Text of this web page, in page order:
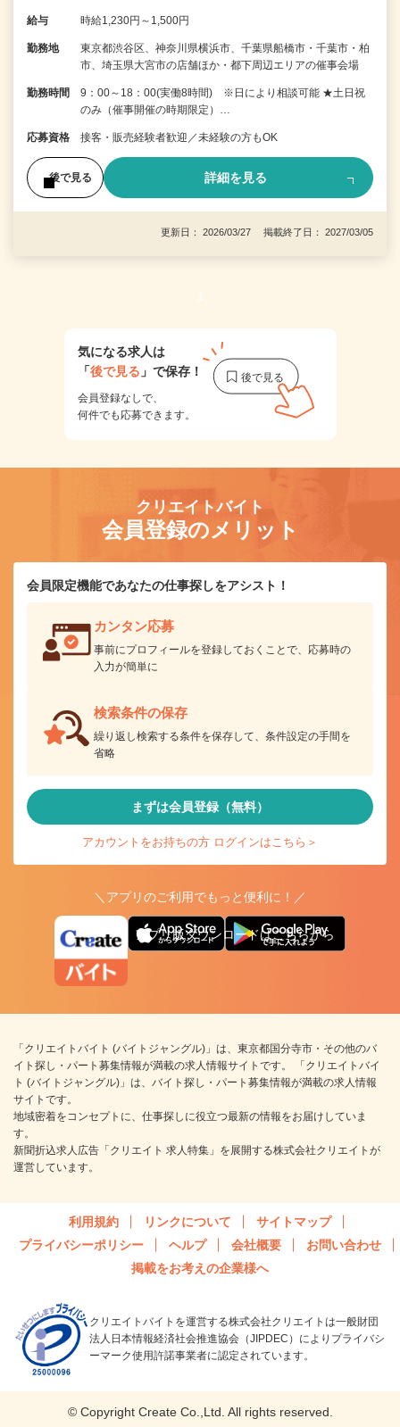
給与 時給1,230円～1,500円
勤務地
東京都渋谷区、神奈川県横浜市、千葉県船橋市・千葉市・柏
市、埼玉県大宮市の店舗ほか・都下周辺エリアの催事会場
勤務時間
9：00～18：00(実働8時間) ※日により相談可能 ★土日祝
のみ（催事開催の時期限定）…
応募資格 接客・販売経験者歓迎／未経験の方もOK
後で見る 詳細を見る
更新日： 2026/03/27 掲載終了日： 2027/03/05
1
気になる求人は
「後で見る 」で保存！
会員登録なしで、
何件でも応募できます。
クリエイトバイト
会員登録のメリット
会員限定機能であなたの仕事探しをアシスト！
カンタン応募
事前にプロフィールを登録しておくことで、応募時の
入力が簡単に
検索条件の保存
繰り返し検索する条件を保存して、条件設定の手間を
省略
まずは会員登録（無料）
アカウントをお持ちの方 ログインはこちら＞
＼アプリのご利用でもっと便利に！／
アプリ版ダウンロードはこちらから
「クリエイトバイト (バイトジャングル)」は、東京都国分寺市・その他のバ
イト探し・パート募集情報が満載の求人情報サイトです。 「クリエイトバイ
ト (バイトジャングル)」は、バイト探し・パート募集情報が満載の求人情報
サイトです。
地域密着をコンセプトに、仕事探しに役立つ最新の情報をお届けしていま
す。
新聞折込求人広告「クリエイト 求人特集」を展開する株式会社クリエイトが
運営しています。
利用規約 リンクについて
サイトマップ
プライバシーポリシー
ヘルプ 会社概要
お問い合わせ
掲載をお考えの企業様へ
クリエイトバイトを運営する株式会社クリエイトは一般財団
法人日本情報経済社会推進協会（JIPDEC）によりプライバシ
ーマーク使用許諾事業者に認定されています。
© Copyright Create Co.,Ltd. All rights reserved.